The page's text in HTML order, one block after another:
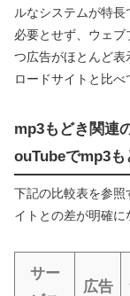
ルなシステムが特
必要とせず、ウェ
つ広告がほとんど
ロードサイトと比べ
mp3もどき関連
ouTubeでmp3も
下記の比較表を参
イトとの差が明確に
サー
広告